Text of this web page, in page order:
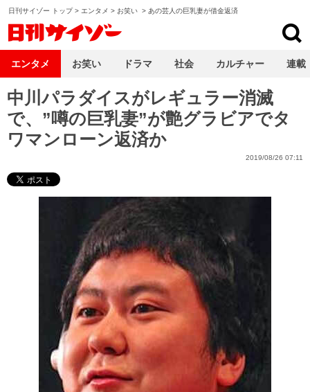
日刊サイゾー トップ> エンタメ > お笑い > あの芸人の巨乳妻が借金返済
中川パラダイスがレギュラー消滅
で、”噂の巨乳妻”が艶グラビアでタ
ワマンローン返済か
2019/08/26 07:11
エンタメ お笑い ドラマ 社会 カルチャー 連載